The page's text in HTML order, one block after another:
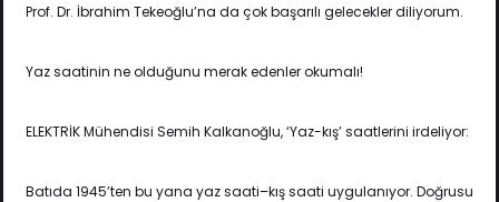
Prof. Dr. İbrahim Tekeoğlu’na da çok başarılı gelecekler diliyorum.
Yaz saatinin ne olduğunu merak edenler okumalı!
ELEKTRİK Mühendisi Semih Kalkanoğlu, ‘Yaz-kış’ saatlerini irdeliyor:
Batıda 1945’ten bu yana yaz saati–kış saati uygulanıyor. Doğrusu